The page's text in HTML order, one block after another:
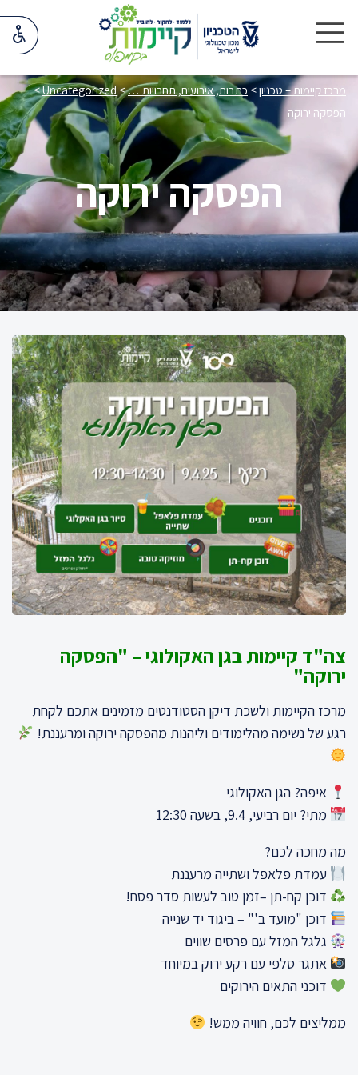
מרכז קיימות – טכניון> כתבות, אירועים, תחרויות …>
Uncategorized
>
הפסקה ירוקה
הפסקה ירוקה
צה"ד קיימות בגן האקולוגי – "הפסקה
ירוקה"
מרכז הקיימות ולשכת דיקן הסטודנטים מזמינים אתכם לקחת
רגע של נשימה מהלימודים וליהנות מהפסקה ירוקה ומרעננת!
איפה? הגן האקולוגי
מתי? יום רביעי, 9.4, בשעה 12:30
מה מחכה לכם?
עמדת פלאפל ושתייה מרעננת
דוכן קח-תן –זמן טוב לעשות סדר פסח!
דוכן "מועד ב'" – ביגוד יד שנייה
גלגל המזל עם פרסים שווים
אתגר סלפי עם רקע ירוק במיוחד
דוכני התאים הירוקים
ממליצים לכם, חוויה ממש!